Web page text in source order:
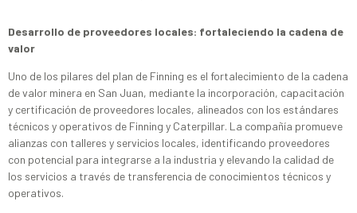
Desarrollo de proveedores locales: fortaleciendo la cadena de
valor
Uno de los pilares del plan de Finning es el fortalecimiento de la cadena
de valor minera en San Juan, mediante la incorporación, capacitación
y certificación de proveedores locales, alineados con los estándares
técnicos y operativos de Finning y Caterpillar. La compañía promueve
alianzas con talleres y servicios locales, identificando proveedores
con potencial para integrarse a la industria y elevando la calidad de
los servicios a través de transferencia de conocimientos técnicos y
operativos.